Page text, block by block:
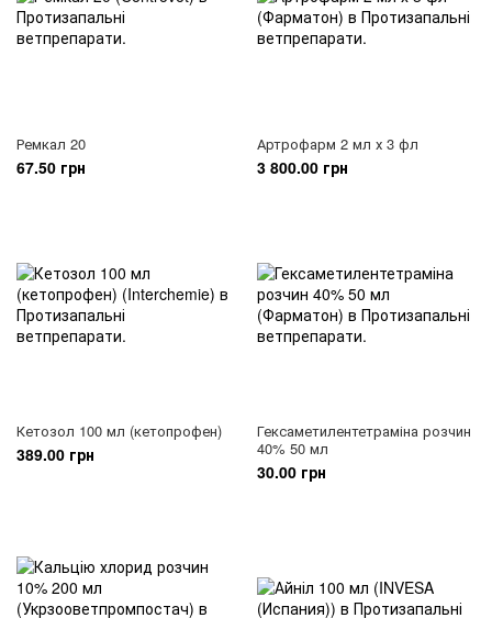
Ремкал 20
67.50 грн
Артрофарм 2 мл х 3 фл
3 800.00 грн
Кетозол 100 мл (кетопрофен)
389.00 грн
Гексаметилентетраміна розчин
40% 50 мл
30.00 грн